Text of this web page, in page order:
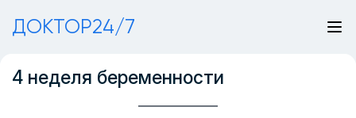
ДОКТОР24/7
4 неделя беременности